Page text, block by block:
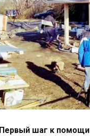
Первый шаг к помощи